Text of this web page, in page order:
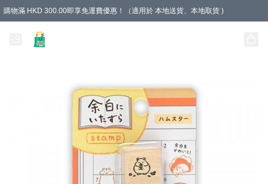
購物滿 HKD 300.00即享免運費優惠！（適用於 本地送貨、本地取貨 )